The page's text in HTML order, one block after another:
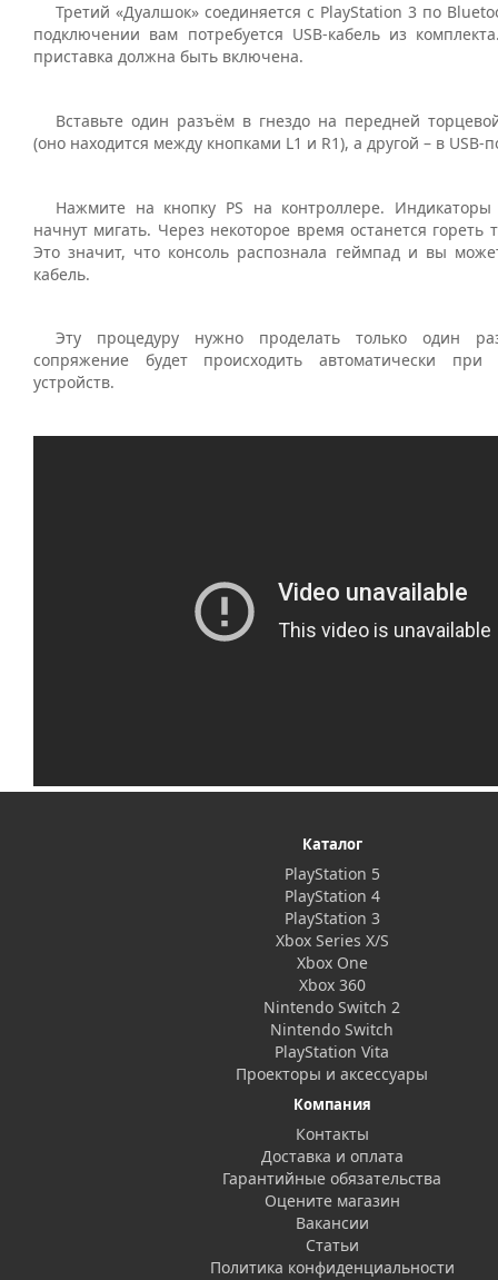
Третий «Дуалшок» соединяется с PlayStation 3 по
подключении вам потребуется USB-кабель из
приставка должна быть включена.
Вставьте один разъём в гнездо на передней
(оно находится между кнопками L1 и R1), а другой – в USB-
Нажмите на кнопку PS на контроллере.
начнут мигать. Через некоторое время останется гореть
Это значит, что консоль распознала геймпад и вы
кабель.
Эту процедуру нужно проделать только один
сопряжение будет происходить автоматически при
устройств.
Каталог
PlayStation 5
PlayStation 4
PlayStation 3
Xbox Series X/S
Xbox One
Xbox 360
Nintendo Switch 2
Nintendo Switch
PlayStation Vita
Проекторы и аксессуары
Компания
Контакты
Доставка и оплата
Гарантийные обязательства
Оцените магазин
Вакансии
Статьи
Политика конфиденциальности